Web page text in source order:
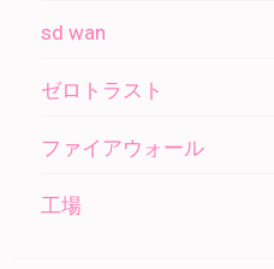
sd wan
ゼロトラスト
ファイアウォール
工場